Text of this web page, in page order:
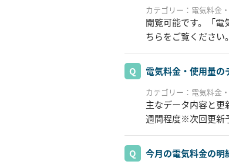
カテゴリー：電気料金
閲覧可能です。「電
ちらをご覧ください。
電気料金・使用量の
カテゴリー：電気料金
主なデータ内容と更
週間程度※次回更新
今月の電気料金の明